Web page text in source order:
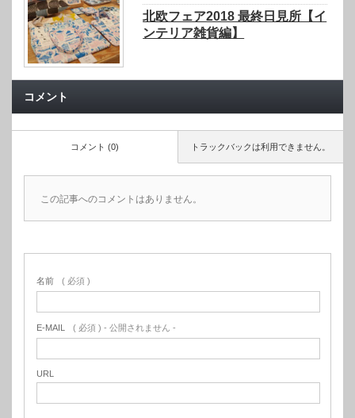
北欧フェア2018 最終日見所【イ
ンテリア雑貨編】
コメント
トラックバックは利用できません。
コメント (0)
この記事へのコメントはありません。
名前 ( 必須 )
E-MAIL ( 必須 ) - 公開されません -
URL